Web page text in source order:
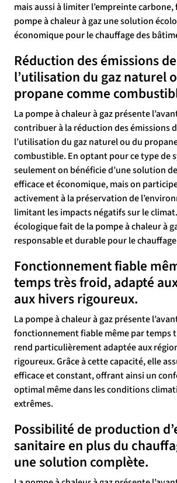
mais aussi à limiter l’empreinte carbone,
pompe à chaleur à gaz une solution
économique pour le chauffage des
Réduction des émissions
l’utilisation du gaz naturel
propane comme
La pompe à chaleur à gaz présente
contribuer à la réduction des émissions
l’utilisation du gaz naturel ou du
combustible. En optant pour ce type de
seulement on bénéficie d’une solution
efficace et économique, mais on
activement à la préservation de
limitant les impacts négatifs sur le
écologique fait de la pompe à chaleur à
responsable et durable pour le
Fonctionnement fiable
temps très froid, adapté
aux hivers rigoureux.
La pompe à chaleur à gaz présente
fonctionnement fiable même par temps
rend particulièrement adaptée aux
rigoureux. Grâce à cette capacité, elle
efficace et constant, offrant ainsi un
optimal même dans les conditions
extrêmes.
Possibilité de production
sanitaire en plus du
une solution complète.